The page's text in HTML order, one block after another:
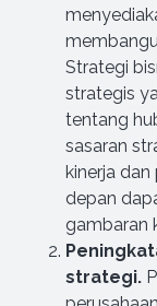
Strategi
strategis
tentang
sasaran
kinerja
depan
gambaran
strategi.